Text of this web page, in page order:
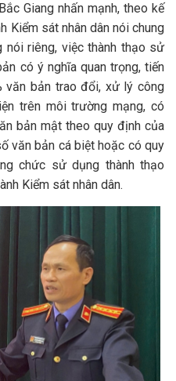
Giang nhấn mạnh, theo kế
Kiểm sát nhân dân nói chung
nói riêng, việc thành thạo sử
có ý nghĩa quan trọng, tiến
văn bản trao đổi, xử lý công
trên môi trường mạng, có
bản mật theo quy định của
văn bản cá biệt hoặc có quy
chức sử dụng thành thạo
Kiểm sát nhân dân.